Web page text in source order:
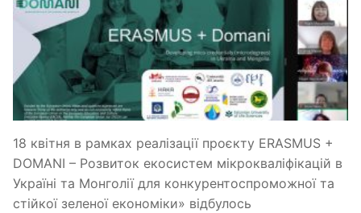
18 квітня в рамках реалізації проєкту ERASMUS +
DOMANI – Розвиток екосистем мікрокваліфікацій в
Україні та Монголії для конкурентоспроможної та
стійкої зеленої економіки» відбулось